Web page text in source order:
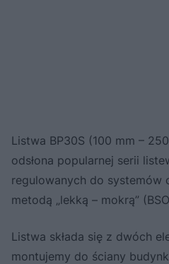
Listwa BP30S (100 mm –
odsłona popularnej serii
regulowanych do systemów
metodą „lekką – mokrą”
Listwa składa się z dwóch
montujemy do ściany